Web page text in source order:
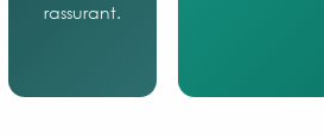
rassurant.